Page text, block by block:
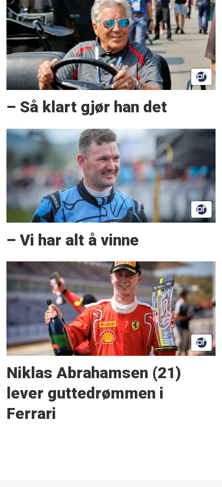
– Så klart gjør han det
– Vi har alt å vinne
Niklas Abrahamsen (21)
lever guttedrømmen i
Ferrari